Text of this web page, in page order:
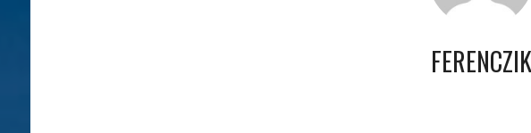
FERENCZIK